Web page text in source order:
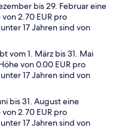
bis 29. Februar eine
2.70 EUR pro
17 Jahren sind von
vom 1. März bis 31. Mai
von 0.00 EUR pro
17 Jahren sind von
bis 31. August eine
2.70 EUR pro
17 Jahren sind von